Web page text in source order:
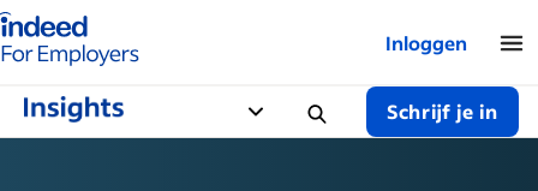
van Indeed - Voor werkgevers
Inloggen
Schrijf je in